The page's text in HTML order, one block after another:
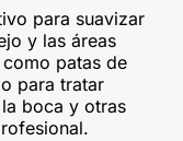
para suavizar
y las áreas
patas de
para tratar
boca y otras